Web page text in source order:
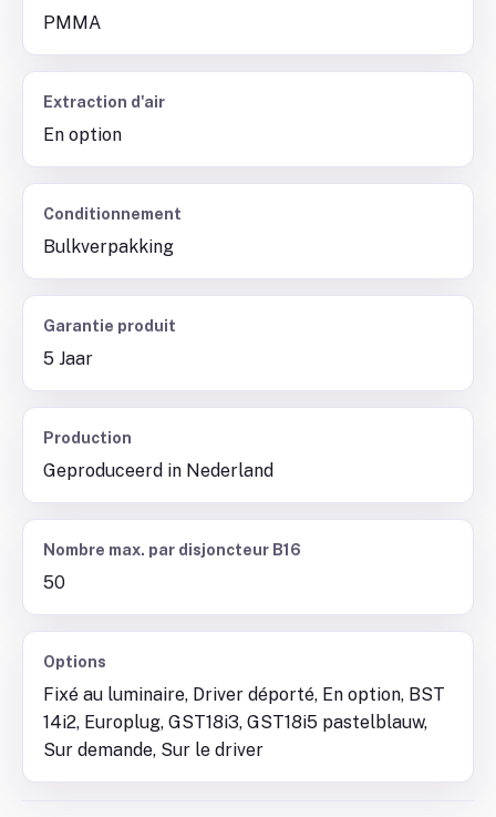
PMMA
Extraction d'air
En option
Conditionnement
Bulkverpakking
Garantie produit
5 Jaar
Production
Geproduceerd in Nederland
Nombre max. par disjoncteur B16
50
Options
Fixé au luminaire, Driver déporté, En option, BST
14i2, Europlug, GST18i3, GST18i5 pastelblauw,
Sur demande, Sur le driver